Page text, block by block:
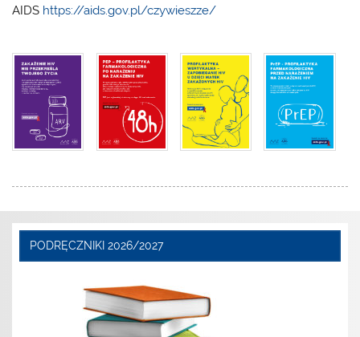
AIDS https://aids.gov.pl/czywieszze/
PODRĘCZNIKI 2026/2027